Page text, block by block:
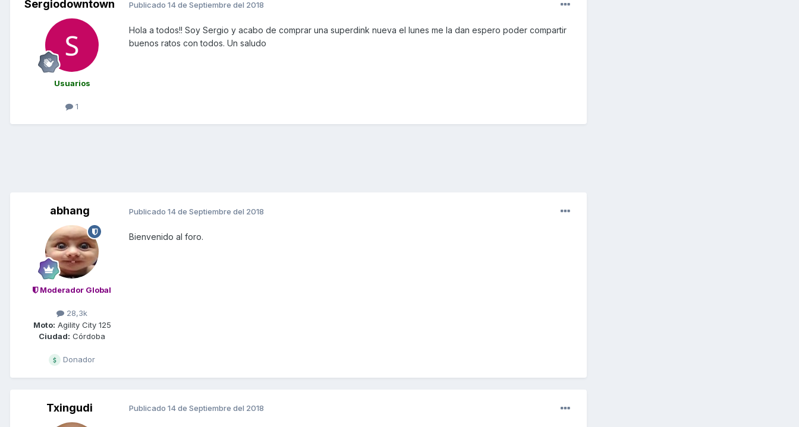
Sergiodowntown
Usuarios
1
Publicado 14 de Septiembre del 2018
Hola a todos!! Soy Sergio y acabo de comprar una superdink nueva el lunes me la dan espero poder compartir
buenos ratos con todos. Un saludo
abhang
Moderador Global
28,3k
Moto: Agility City 125
Ciudad: Córdoba
Donador
Publicado 14 de Septiembre del 2018
Bienvenido al foro.
Txingudi Publicado 14 de Septiembre del 2018